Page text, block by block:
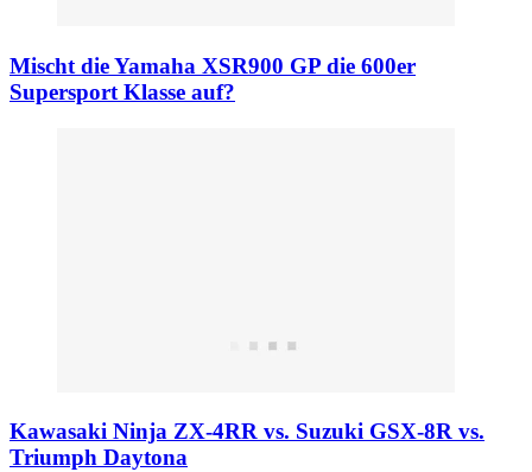
Mischt die Yamaha XSR900 GP die 600er
Supersport Klasse auf?
Kawasaki Ninja ZX-4RR vs. Suzuki GSX-8R vs.
Triumph Daytona